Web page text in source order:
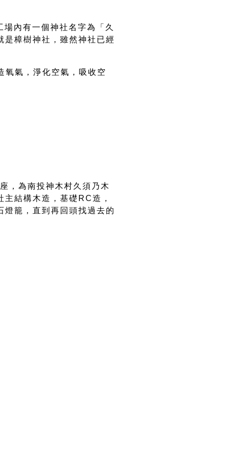
內有一個神社名字為「久
樟樹神社， 雖然神社已經
。
氧氣，淨化空氣，吸收空
，為南投神木村久須乃木
結構木造，基礎RC造，
籠，直到再回頭找過去的